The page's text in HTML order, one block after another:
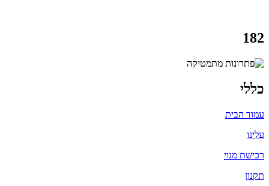
182
כללי
עמוד הבית
עלינו
רכישת מנוי
תקנון